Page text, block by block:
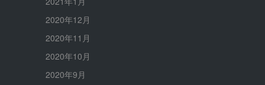
2020年12月
2020年11月
2020年10月
2020年9月